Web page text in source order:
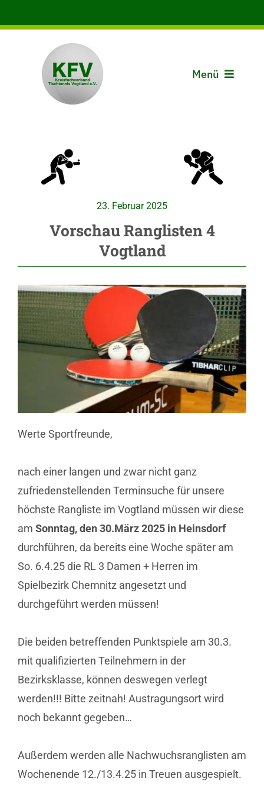
Inhalt
Menü
Spielbetrieb
23. Februar 2025
Vorschau Ranglisten 4
Vogtland
Werte Sportfreunde,
nach einer langen und zwar nicht ganz
zufriedenstellenden Terminsuche für unsere
höchste Rangliste im Vogtland müssen wir diese
am Sonntag, den 30.März 2025 in Heinsdorf
durchführen, da bereits eine Woche später am
So. 6.4.25 die RL 3 Damen + Herren im
Spielbezirk Chemnitz angesetzt und
durchgeführt werden müssen!
Die beiden betreffenden Punktspiele am 30.3.
mit qualifizierten Teilnehmern in der
Bezirksklasse, können deswegen verlegt
werden!!! Bitte zeitnah! Austragungsort wird
noch bekannt gegeben…
Außerdem werden alle Nachwuchsranglisten am
Wochenende 12./13.4.25 in Treuen ausgespielt.